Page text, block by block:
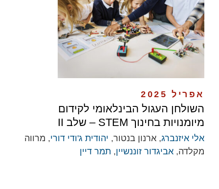
אפריל 2025
השולחן העגול הבינלאומי לקידום
מיומנויות בחינוך STEM – שלב II
אלי איזנברג, ארנון בנטור, יהודית ג'ודי דורי, מרווה
מקלדה, אביגדור זוננשיין, תמר דיין